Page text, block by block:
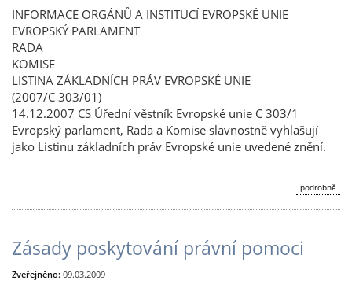
INFORMACE ORGÁNŮ A INSTITUCÍ EVROPSKÉ UNIE
EVROPSKÝ PARLAMENT
RADA
KOMISE
LISTINA ZÁKLADNÍCH PRÁV EVROPSKÉ UNIE
(2007/C 303/01)
14.12.2007 CS Úřední věstník Evropské unie C 303/1
Evropský parlament, Rada a Komise slavnostně vyhlašují
jako Listinu základních práv Evropské unie uvedené znění.
podrobně
Zásady poskytování právní pomoci
Zveřejněno: 09.03.2009